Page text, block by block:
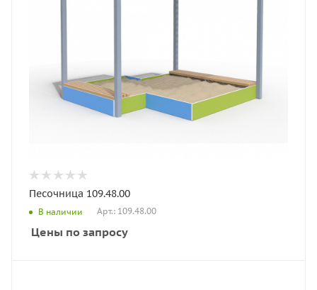
Песочница 109.48.00
В наличии Арт.: 109.48.00
Цены по запросу